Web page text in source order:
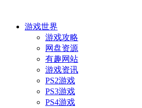
游戏世界
游戏攻略
网盘资源
有趣网站
游戏资讯
PS2游戏
PS3游戏
PS4游戏